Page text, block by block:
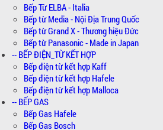
Bếp Từ ELBA - Italia
Bếp từ Media - Nội Địa Trung Quốc
Bếp từ Grand X - Thương hiệu Đức
Bếp từ Panasonic - Made in Japan
-- BẾP ĐIỆN_TỪ KẾT HỢP
Bếp điện từ kết hợp Kaff
Bếp điện từ kết hợp Hafele
Bếp điện từ kết hợp Malloca
-- BẾP GAS
Bếp Gas Hafele
Bếp Gas Bosch